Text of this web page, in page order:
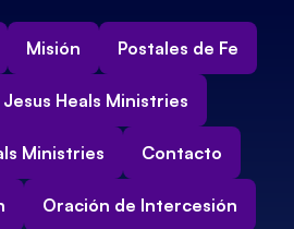
Misión Postales de Fe
Heals Ministries
Ministries Contacto
Oración de Intercesión